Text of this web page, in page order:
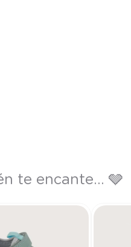
te encante... 🩶